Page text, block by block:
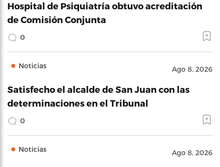
Hospital de Psiquiatría obtuvo acreditación
de Comisión Conjunta
0
Noticias Ago 8, 2026
Satisfecho el alcalde de San Juan con las
determinaciones en el Tribunal
0
Noticias Ago 8, 2026